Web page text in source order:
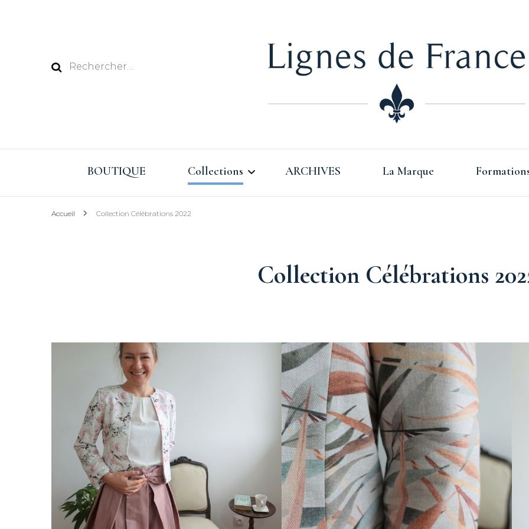
Rechercher :
BOUTIQUE Collections
Un verre en terrasse – 2026
Célébrations hivernales –
Direction le Sud – 2025
Capsule Bleue de Janvier –
2025
Collection Célébrations
2024
ARCHIVES La Marque
Accueil Collection Célébrations 2022
Collection Célébrations